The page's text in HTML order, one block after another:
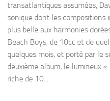
transatlantiques assumées,
sonique dont les
plus belle aux harmonies
Beach Boys, de 10cc et de
quelques mois, et porté par le
deuxième album, le lumineux
riche de 10...